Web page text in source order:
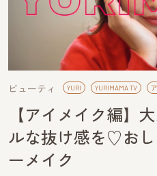
ビューティ YURI YURIMAMA TV
【アイメイク編】
ルな抜け感を♡おし
ーメイク